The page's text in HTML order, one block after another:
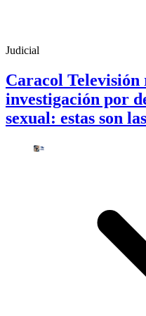
Judicial
Caracol Televisión
investigación por
sexual: estas son